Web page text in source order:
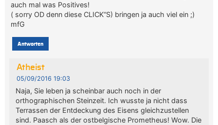
auch mal was Positives!
( sorry OD denn diese CLICK“S) bringen ja auch viel ein ;)
mfG
Antworten
Atheist
05/09/2016 19:03
Naja, Sie leben ja scheinbar auch noch in der
orthographischen Steinzeit. Ich wusste ja nicht dass
Terrassen der Entdeckung des Eisens gleichzustellen
sind. Paasch als der ostbelgische Prometheus! Wow. Die